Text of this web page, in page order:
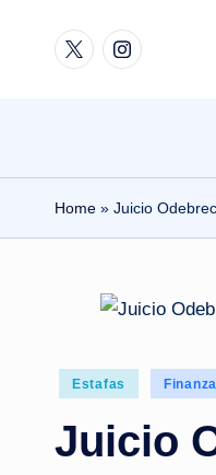
TwitterInstagram
Home » Juicio
Posted
Estafas
Juicio